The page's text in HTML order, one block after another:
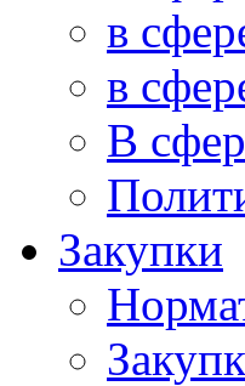
в
в
В
Закупки